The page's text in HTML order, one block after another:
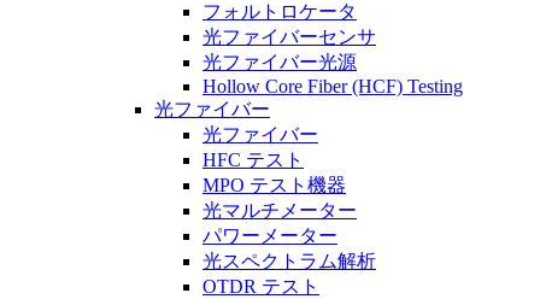
フォルトロケータ
光ファイバーセンサ
光ファイバー光源
Hollow Core Fiber (HCF) Testing
光ファイバー
光ファイバー
HFC テスト
MPO テスト機器
光マルチメーター
パワーメーター
光スペクトラム解析
OTDR テスト